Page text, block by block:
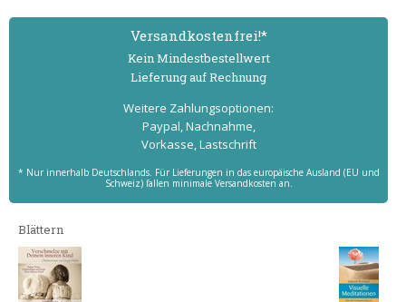
Versand­kostenfrei!*
Kein Mindest­bestell­wert
Lieferung auf Rechnung
Weitere Zahlungs­optionen:
Paypal, Nachnahme,
Vorkasse, Lastschrift
* Nur innerhalb Deutschlands. Für Lieferungen in das europäische Ausland (EU und
Schweiz) fallen minimale Versandkosten an.
Blättern